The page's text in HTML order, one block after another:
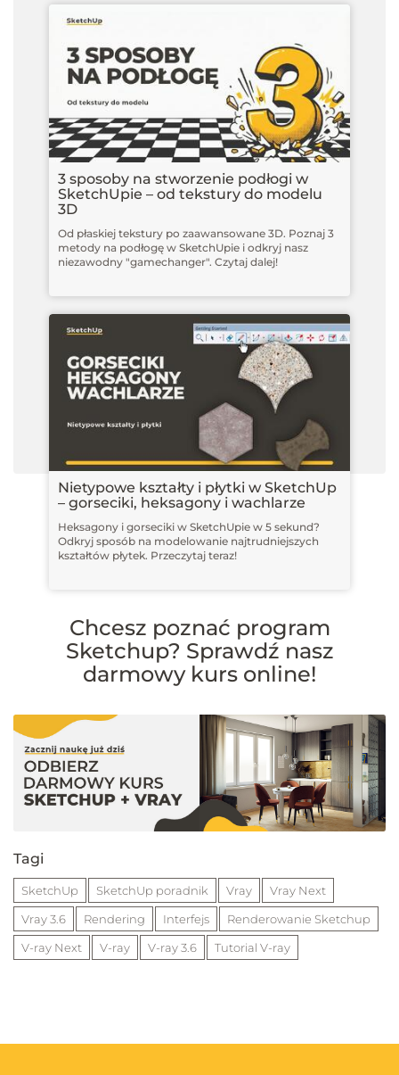
3 sposoby na stworzenie podłogi w
SketchUpie – od tekstury do modelu
3D
Od płaskiej tekstury po zaawansowane 3D. Poznaj 3
metody na podłogę w SketchUpie i odkryj nasz
niezawodny "gamechanger". Czytaj dalej!
Nietypowe kształty i płytki w SketchUp
– gorseciki, heksagony i wachlarze
Heksagony i gorseciki w SketchUpie w 5 sekund?
Odkryj sposób na modelowanie najtrudniejszych
kształtów płytek. Przeczytaj teraz!
Chcesz poznać program
Sketchup? Sprawdź nasz
darmowy kurs online!
Tagi
SketchUp SketchUp poradnik Vray
Vray Next
Vray 3.6
Rendering Interfejs
Renderowanie Sketchup
V-ray Next
V-ray V-ray 3.6 Tutorial V-ray